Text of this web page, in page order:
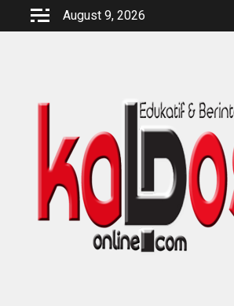
August 9, 2026